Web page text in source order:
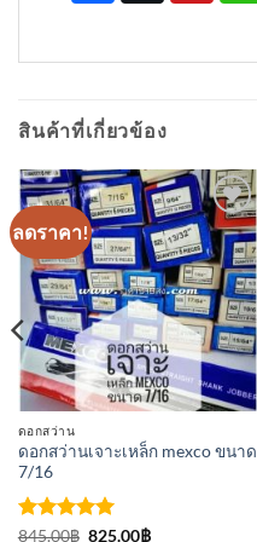
สินค้าที่เกี่ยวข้อง
ลดราคา!
เพิ่มเข้า
ใน
รายการ
ที่
ติดตาม
ดอกสว่าน
ดอกสว่านเจาะเหล็ก mexco ขนาด
7/16
ให้คะแนน
845.00฿ Original
825.00฿Current